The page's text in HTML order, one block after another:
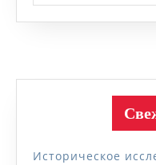
Историческое